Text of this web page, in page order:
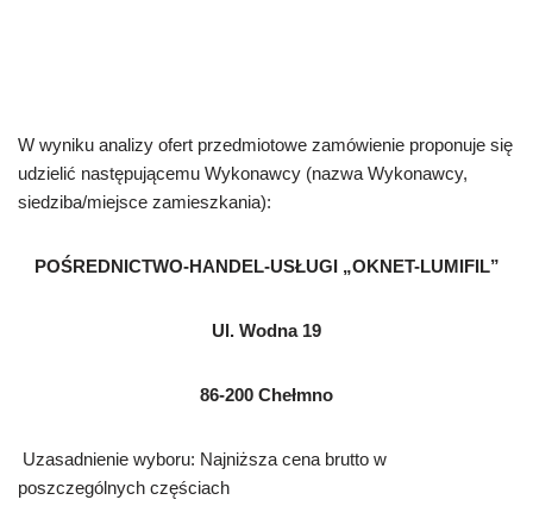
W wyniku analizy ofert przedmiotowe zamówienie proponuje się
udzielić następującemu Wykonawcy (nazwa Wykonawcy,
siedziba/miejsce zamieszkania):
POŚREDNICTWO-HANDEL-USŁUGI „OKNET-LUMIFIL”
Ul. Wodna 19
86-200 Chełmno
Uzasadnienie wyboru: Najniższa cena brutto w
poszczególnych częściach